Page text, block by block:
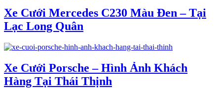
Xe Cưới Mercedes C230 Màu Đen – Tại
Lạc Long Quân
Xe Cưới Porsche – Hình Ảnh Khách
Hàng Tại Thái Thịnh